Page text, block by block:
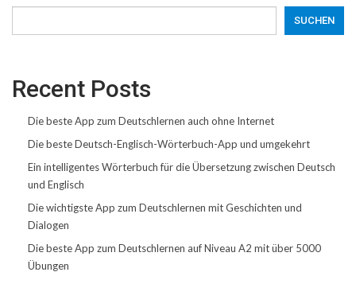
SUCHEN
Recent Posts
Die beste App zum Deutschlernen auch ohne Internet
Die beste Deutsch-Englisch-Wörterbuch-App und umgekehrt
Ein intelligentes Wörterbuch für die Übersetzung zwischen Deutsch
und Englisch
Die wichtigste App zum Deutschlernen mit Geschichten und
Dialogen
Die beste App zum Deutschlernen auf Niveau A2 mit über 5000
Übungen